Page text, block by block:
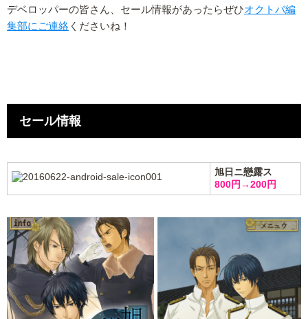
デベロッパーの皆さん、セール情報があったらぜひオクトバ編
集部にご連絡 くださいね！
セール情報
旭日ニ戀露ス
800円→200円